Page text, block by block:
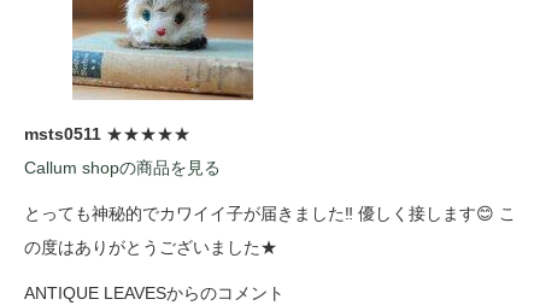
msts0511 ★★★★★
Callum shopの商品を見る
とっても神秘的でカワイイ子が届きました‼️ 優しく接します😊 こ
の度はありがとうございました★
ANTIQUE LEAVESからのコメント